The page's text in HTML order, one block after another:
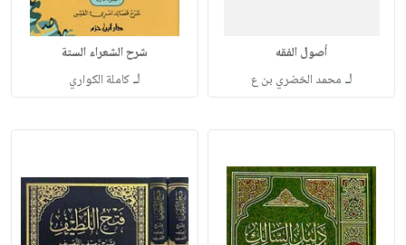
أصول الفقه
لـ محمد الخضري بن ع
شرح الشعراء الستة
لـكاملة الكواري